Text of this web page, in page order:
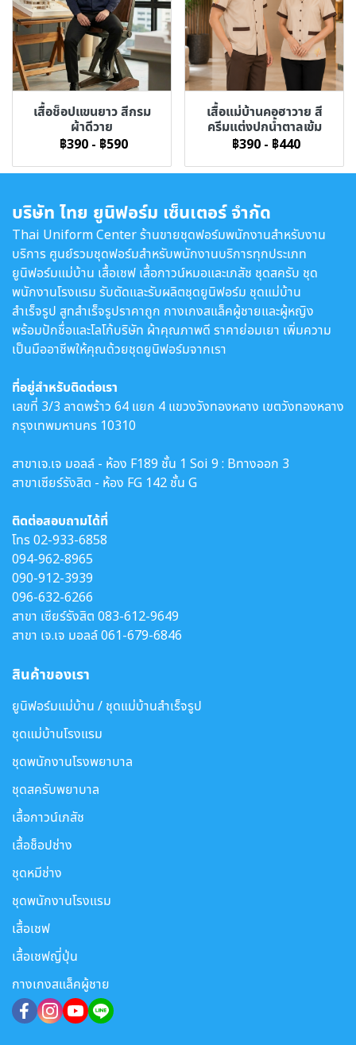
เสื้อช็อปแขนยาว สีกรม
ผ้าดีวาย
฿390 - ฿590
เสื้อแม่บ้านคอฮาวาย สี
ครีมแต่งปกน้ำตาลเข้ม
฿390 - ฿440
บริษัท ไทย ยูนิฟอร์ม เซ็นเตอร์ จำกัด
Thai Uniform Center ร้านขายชุดฟอร์มพนักงานสำหรับงาน
บริการ ศูนย์รวมชุดฟอร์มสำหรับพนักงานบริการทุกประเภท
ยูนิฟอร์มแม่บ้าน เสื้อเชฟ เสื้อกาวน์หมอและเภสัช ชุดสครับ ชุด
พนักงานโรงแรม รับตัดและรับผลิตชุดยูนิฟอร์ม ชุดแม่บ้าน
สำเร็จรูป สูทสำเร็จรูปราคาถูก กางเกงสแล็คผู้ชายและผู้หญิง
พร้อมปักชื่อและโลโก้บริษัท ผ้าคุณภาพดี ราคาย่อมเยา เพิ่มความ
เป็นมืออาชีพให้คุณด้วยชุดยูนิฟอร์มจากเรา
ที่อยู่สำหรับติดต่อเรา
เลขที่ 3/3 ลาดพร้าว 64 แยก 4 แขวงวังทองหลาง เขตวังทองหลาง
กรุงเทพมหานคร 10310
สาขาเจ.เจ มอลล์ - ห้อง F189 ชั้น 1 Soi 9 : Bทางออก 3
สาขาเซียร์รังสิต - ห้อง FG 142 ชั้น G
ติดต่อสอบถามได้ที่
โทร02-933-6858
094-962-8965
090-912-3939
096-632-6266
สาขา เซียร์รังสิต 083-612-9649
สาขา เจ.เจ มอลล์061-679-6846
สินค้าของเรา
ยูนิฟอร์มแม่บ้าน / ชุดแม่บ้านสำเร็จรูป
ชุดแม่บ้านโรงแรม
ชุดพนักงานโรงพยาบาล
ชุดสครับพยาบาล
เสื้อกาวน์เภสัช
เสื้อช็อปช่าง
ชุดหมีช่าง
ชุดพนักงานโรงแรม
เสื้อเชฟ
เสื้อเชฟญี่ปุ่น
กางเกงสแล็คผู้ชาย